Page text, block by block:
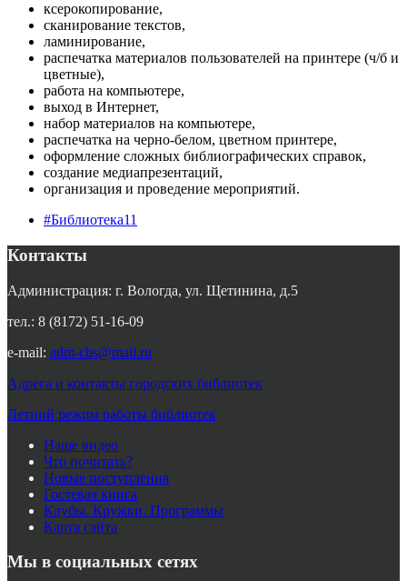
ксерокопирование,
сканирование текстов,
ламинирование,
распечатка материалов пользователей на принтере (ч/б и
цветные),
работа на компьютере,
выход в Интернет,
набор материалов на компьютере,
распечатка на черно-белом, цветном принтере,
оформление сложных библиографических справок,
создание медиапрезентаций,
организация и проведение мероприятий.
#Библиотека11
Контакты
Администрация: г. Вологда, ул. Щетинина, д.5
тел.: 8 (8172) 51-16-09
e-mail: adm-cbs@mail.ru
Адреса и контакты городских библиотек
Летний режим работы библиотек
Наше видео
Что почитать?
Новые поступления
Гостевая книга
Клубы. Кружки. Программы
Карта сайта
Мы в социальных сетях